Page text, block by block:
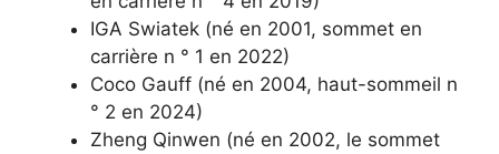
IGA Swiatek (né en 2001, sommet en
carrière n ° 1 en 2022)
Coco Gauff (né en 2004, haut-sommeil n
° 2 en 2024)
Zheng Qinwen (né en 2002, le sommet